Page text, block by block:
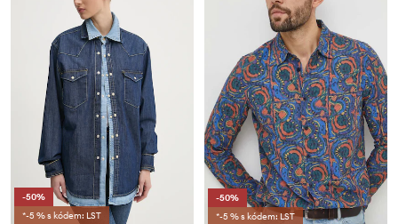
-50%
*-5 % s kódem: LST
-50%
*-5 % s kódem: LST